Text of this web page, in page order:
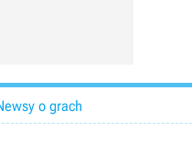
o grach